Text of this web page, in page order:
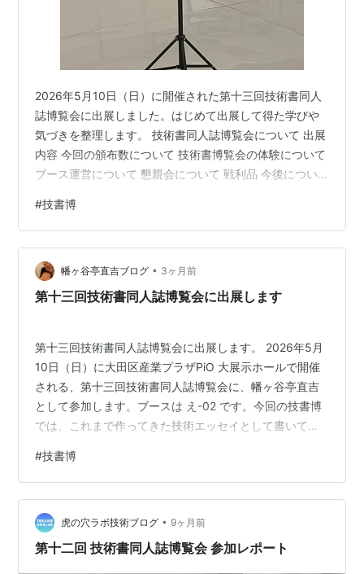
2026年5月10日（日）に開催された第十三回技術書同人
誌博覧会に出展しました。はじめて出展して得た学びや
気づきを整理します。 技術書同人誌博覧会について 出展
内容 今回の頒布数について 技術書博覧会の体験について
ブース運営について 懇親会について 戦利品 今後につい
覧会（技書博）は、技術書（技術同人誌）を専門にあつ
かう同人誌即売会です。ITにかぎらず、理工/数学/デザイ
ン/マネジメントなど、幅広い技術の本に出会うことがで
きます。無料参加できて、初心者にもベテランにも優し
いイベントです！今すぐ申し込んでいろんな技術に出会
#技書博
幡ヶ谷亭直吉ブログ • 3ヶ月前
第十三回技術書同人誌博覧会に出展します
第十三回技術書同人誌博覧会に出展します。 2026年5月
10日（日）に大田区産業プラザPiO 大展示ホールで開催
される、第十三回技術書同人誌博覧会に、幡ヶ谷亭直吉
として参加します。ブースは え-02 です。今回の技書博
では、これまで作ってきた技術エッセイとして書いてき
っていきます。 技書博について 今回頒布する書籍につい
て 『AIという名の伏線回収 極私的インターネット体験』
『作る前に使われ方を考える 極私的プロダクト思考』
『サイロを嫌う 極私的DevOps観』 『日常からの少しの
跳躍 極私的奇譚集』 なぜ技書博に出るのか ブースにつ
#技書博
虎の穴ラボ技術ブログ • 9ヶ月前
第十二回 技術書同人誌博覧会 参加レポート